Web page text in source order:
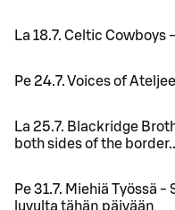
La 18.7. Celtic Cowboys
Pe 24.7. Voices of
La 25.7. Blackridge
both sides of the
Pe 31.7. Miehiä Työssä
luvulta tähän päivään